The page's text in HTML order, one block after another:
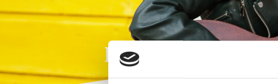
Levande musik